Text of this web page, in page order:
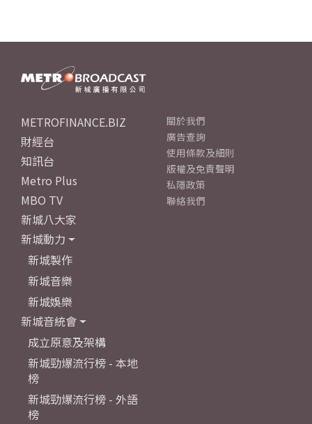
METROFINANCE.BIZ
財經台
知訊台
Metro Plus
MBO TV
新城八大家
新城動力
新城製作
新城音樂
新城娛樂
新城音統會
成立原意及架構
新城勁爆流行榜 - 本地
榜
新城勁爆流行榜 - 外語
榜
關於我們
廣告查詢
使用條款及細則
版權及免責聲明
私隱政策
聯絡我們